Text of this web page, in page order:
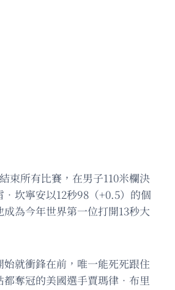
束所有比賽，在男子110米欄決
坎寧安以12秒98（+0.5）的個
為今年世界第一位打開13秒大
就衝鋒在前，唯一能死死跟住
奪冠的美國選手賈瑪律．布里